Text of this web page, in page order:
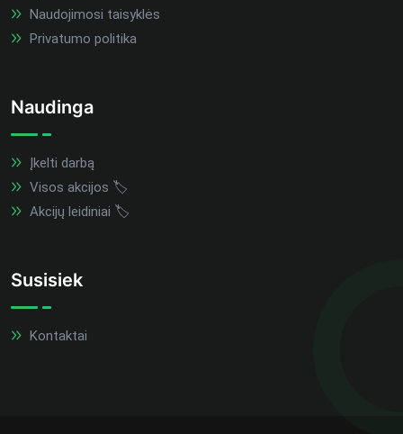
Naudojimosi taisyklės
Privatumo politika
Naudinga
Įkelti darbą
Visos akcijos 🏷️
Akcijų leidiniai 🏷️
Susisiek
Kontaktai